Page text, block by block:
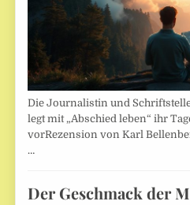
Die Journalistin und
legt mit „Abschied leben“ ihr
vorRezension von Karl
…
Der Geschmack der